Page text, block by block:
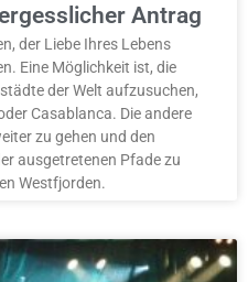
Antrag
der Liebe Ihres Lebens
Eine Möglichkeit ist, die
der Welt aufzusuchen,
Casablanca. Die andere
zu gehen und den
ausgetretenen Pfade zu
Westfjorden.